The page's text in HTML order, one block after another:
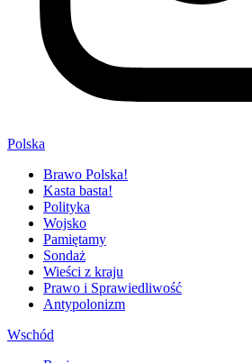
Polska
Brawo Polska!
Kasta basta!
Polityka
Wojsko
Pamiętamy
Sondaż
Wieści z kraju
Prawo i Sprawiedliwość
Antypolonizm
Wschód